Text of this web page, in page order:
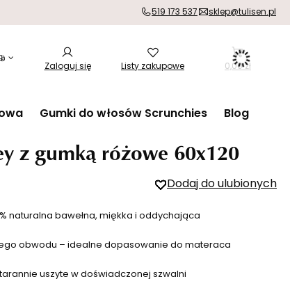
519 173 537 sklep@tulisen.pl
Zaloguj się Listy zakupowe 0,00 zł
Gumki do włosów Scrunchies Blog
z gumką różowe 60x120
Dodaj do ulubionych
naturalna bawełna, miękka i oddychająca
obwodu – idealne dopasowanie do materaca
uszyte w doświadczonej szwalni